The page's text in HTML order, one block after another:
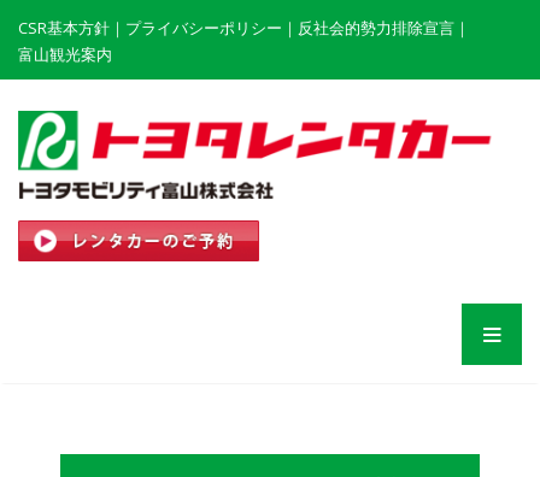
CSR基本方針 ｜ プライバシーポリシー ｜ 反社会的勢力排除宣言 ｜
富山観光案内